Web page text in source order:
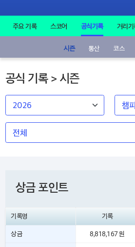
주요 기록 스코어 공식기록 거리
시즌 통산 코스
공식 기록 > 시즌
상금 포인트
기록명 기록
상금 8,818,167 원